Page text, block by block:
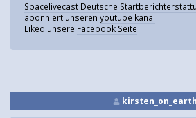
Spacelivecast Deutsche
abonniert unseren youtube kanal
Liked unsere Facebook Seite
kirsten_on_earth